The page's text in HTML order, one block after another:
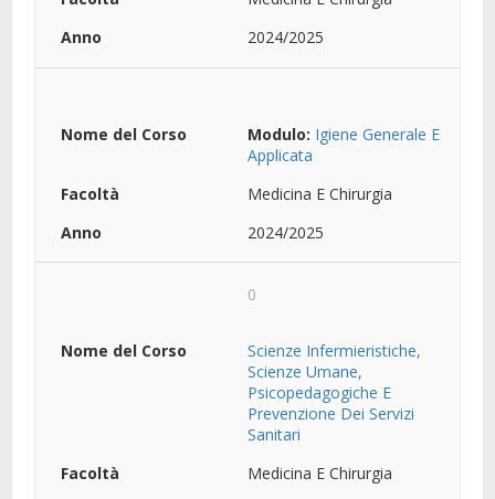
2024/2025
Modulo: Igiene Generale E
Applicata
Medicina E Chirurgia
2024/2025
0
Scienze Infermieristiche,
Scienze Umane,
Psicopedagogiche E
Prevenzione Dei Servizi
Sanitari
Medicina E Chirurgia